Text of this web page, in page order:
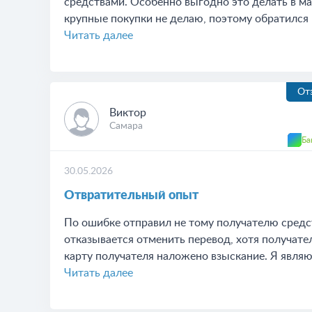
крупные покупки не делаю, поэтому
Читать далее
Виктор
Самара
30.05.2026
Отвратительный опыт
По ошибке отправил не тому получателю
отказывается отменить перевод, хотя
карту получателя наложено взыскание. Я
Читать далее